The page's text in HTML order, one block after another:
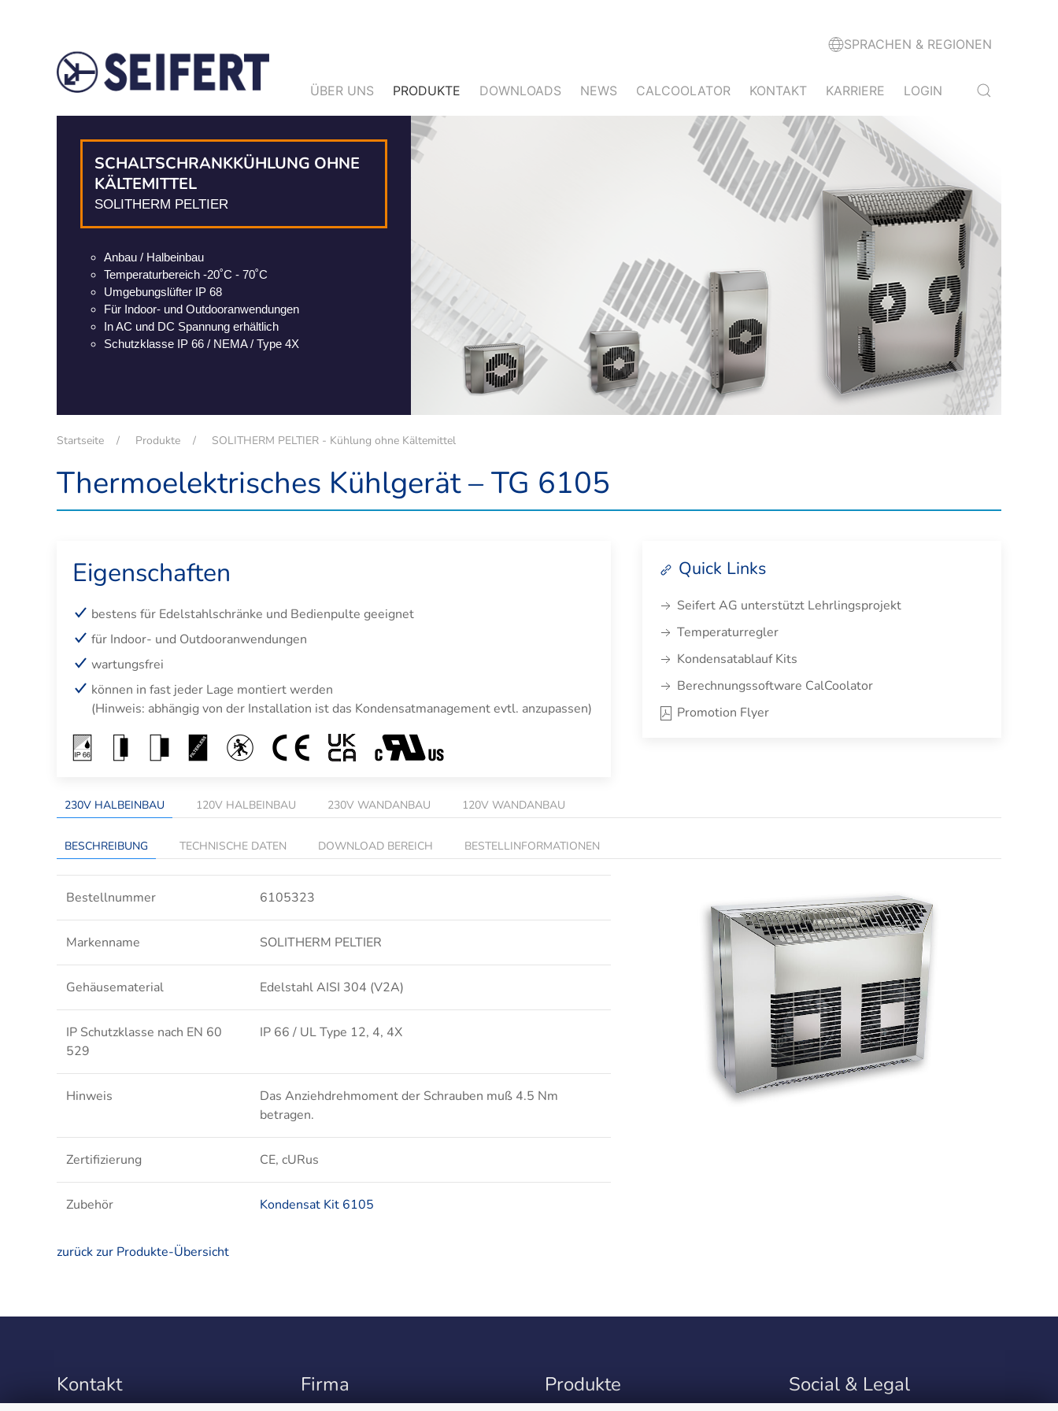
SPRACHEN & REGIONEN
ÜBER UNS PRODUKTE DOWNLOADS NEWS CALCOOLATOR KONTAKT KARRIERE LOGIN
SCHALTSCHRANKKÜHLUNG OHNE
KÄLTEMITTEL
SOLITHERM PELTIER
Anbau / Halbeinbau
Temperaturbereich -20˚C - 70˚C
Umgebungslüfter IP 68
Für Indoor- und Outdooranwendungen
In AC und DC Spannung erhältlich
Schutzklasse IP 66 / NEMA / Type 4X
Startseite Produkte SOLITHERM PELTIER - Kühlung ohne Kältemittel
Thermoelektrisches Kühlgerät – TG 6105
Eigenschaften
bestens für Edelstahlschränke und Bedienpulte geeignet
für Indoor- und Outdooranwendungen
wartungsfrei
können in fast jeder Lage montiert werden
(Hinweis: abhängig von der Installation ist das Kondensatmanagement evtl. anzupassen)
Quick Links
Seifert AG unterstützt Lehrlingsprojekt
Temperaturregler
Kondensatablauf Kits
Berechnungssoftware CalCoolator
Promotion Flyer
230V HALBEINBAU 120V HALBEINBAU 230V WANDANBAU 120V WANDANBAU
BESCHREIBUNG TECHNISCHE DATEN DOWNLOAD BEREICH BESTELLINFORMATIONEN
Bestellnummer 6105323
Markenname SOLITHERM PELTIER
Gehäusematerial Edelstahl AISI 304 (V2A)
IP Schutzklasse nach EN 60
529
IP 66 / UL Type 12, 4, 4X
Hinweis
Das Anziehdrehmoment der Schrauben muß 4.5 Nm
betragen.
Zertifizierung CE, cURus
Zubehör Kondensat Kit 6105
zurück zur Produkte-Übersicht
Kontakt Firma Produkte Social & Legal